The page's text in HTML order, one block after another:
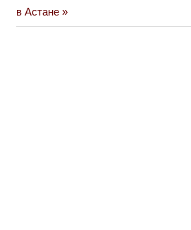
записям
Post:
в Астане